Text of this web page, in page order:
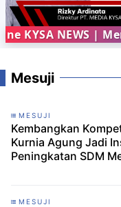
NEWS |
Mesuji
MESUJI
Kembangkan
Kurnia Agung Jadi
Peningkatan SDM
MESUJI